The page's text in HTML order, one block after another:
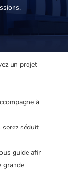
un projet
à
serez séduit
guide afin
grande